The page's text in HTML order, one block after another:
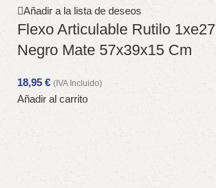
Añadir a la lista de deseos
Flexo Articulable Rutilo 1xe27
Negro Mate 57x39x15 Cm
18,95 € (IVA Incluido)
Añadir al carrito